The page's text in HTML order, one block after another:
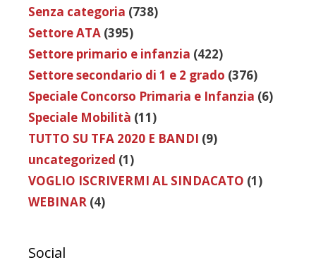
Senza categoria (738)
Settore ATA (395)
Settore primario e infanzia (422)
Settore secondario di 1 e 2 grado (376)
Speciale Concorso Primaria e Infanzia (6)
Speciale Mobilità (11)
TUTTO SU TFA 2020 E BANDI (9)
uncategorized (1)
VOGLIO ISCRIVERMI AL SINDACATO (1)
WEBINAR (4)
Social